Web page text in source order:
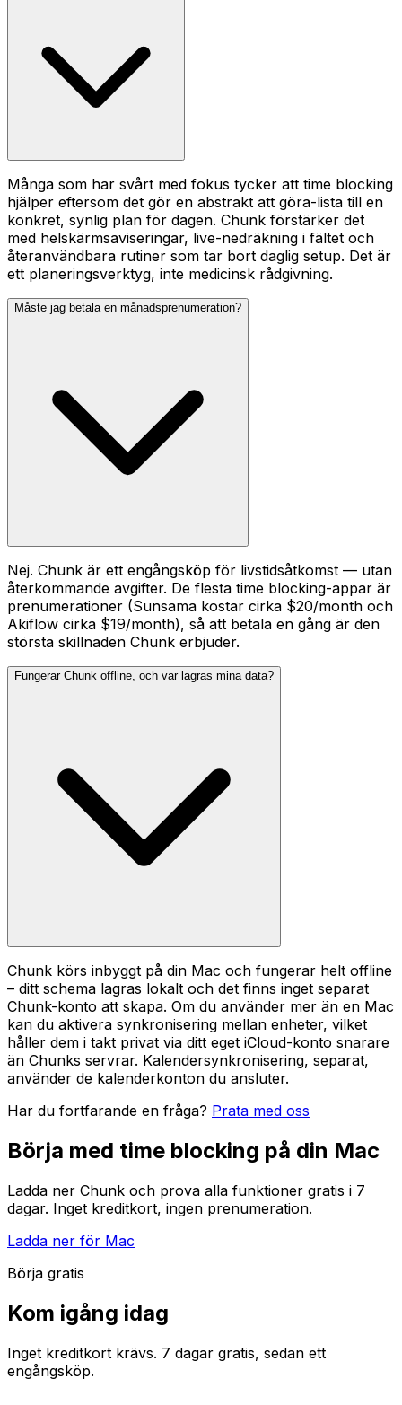
Många som har svårt med fokus tycker att time blocking
hjälper eftersom det gör en abstrakt att göra-lista till en
konkret, synlig plan för dagen. Chunk förstärker det
med helskärmsaviseringar, live-nedräkning i fältet och
återanvändbara rutiner som tar bort daglig setup. Det är
ett planeringsverktyg, inte medicinsk rådgivning.
Måste jag betala en månadsprenumeration?
Nej. Chunk är ett engångsköp för livstidsåtkomst — utan
återkommande avgifter. De flesta time blocking-appar är
prenumerationer (Sunsama kostar cirka $20/month och
Akiflow cirka $19/month), så att betala en gång är den
största skillnaden Chunk erbjuder.
Fungerar Chunk offline, och var lagras mina data?
Chunk körs inbyggt på din Mac och fungerar helt offline
– ditt schema lagras lokalt och det finns inget separat
Chunk-konto att skapa. Om du använder mer än en Mac
kan du aktivera synkronisering mellan enheter, vilket
håller dem i takt privat via ditt eget iCloud-konto snarare
än Chunks servrar. Kalendersynkronisering, separat,
använder de kalenderkonton du ansluter.
Har du fortfarande en fråga? Prata med oss
Börja med time blocking på din Mac
Ladda ner Chunk och prova alla funktioner gratis i 7
dagar. Inget kreditkort, ingen prenumeration.
Ladda ner för Mac
Börja gratis
Kom igång idag
Inget kreditkort krävs. 7 dagar gratis, sedan ett
engångsköp.